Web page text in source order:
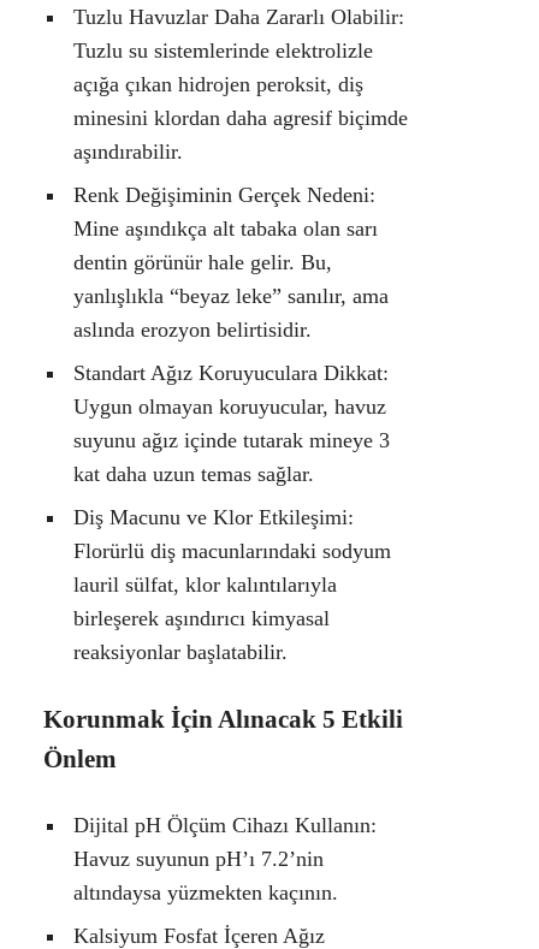
Tuzlu Havuzlar Daha Zararlı Olabilir:
Tuzlu su sistemlerinde elektrolizle
açığa çıkan hidrojen peroksit, diş
minesini klordan daha agresif biçimde
aşındırabilir.
Renk Değişiminin Gerçek Nedeni:
Mine aşındıkça alt tabaka olan sarı
dentin görünür hale gelir. Bu,
yanlışlıkla “beyaz leke” sanılır, ama
aslında erozyon belirtisidir.
Standart Ağız Koruyuculara Dikkat:
Uygun olmayan koruyucular, havuz
suyunu ağız içinde tutarak mineye 3
kat daha uzun temas sağlar.
Diş Macunu ve Klor Etkileşimi:
Florürlü diş macunlarındaki sodyum
lauril sülfat, klor kalıntılarıyla
birleşerek aşındırıcı kimyasal
reaksiyonlar başlatabilir.
Korunmak İçin Alınacak 5 Etkili
Önlem
Dijital pH Ölçüm Cihazı Kullanın:
Havuz suyunun pH’ı 7.2’nin
altındaysa yüzmekten kaçının.
Kalsiyum Fosfat İçeren Ağız